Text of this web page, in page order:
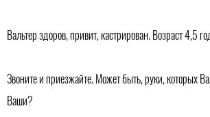
Вальтер здоров, привит, кастрирован. Возраст 4,5
Звоните и приезжайте. Может быть, руки, которых
Ваши?